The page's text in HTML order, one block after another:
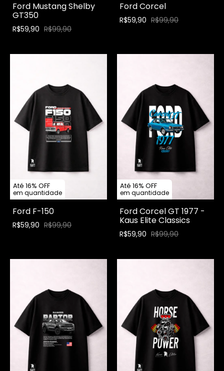
Ford Mustang Shelby
GT350
R$59,90 R$99,90
Ford Corcel
R$59,90 R$99,90
Até 16% OFF
em quantidade
Ford F-150
R$59,90 R$99,90
Até 16% OFF
em quantidade
Ford Corcel GT 1977 -
Kaus Elite Classics
R$59,90 R$99,90